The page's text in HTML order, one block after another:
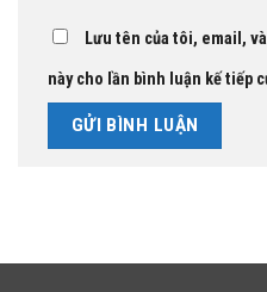
Lưu tên của tôi, email,
này cho lần bình luận kế tiếp